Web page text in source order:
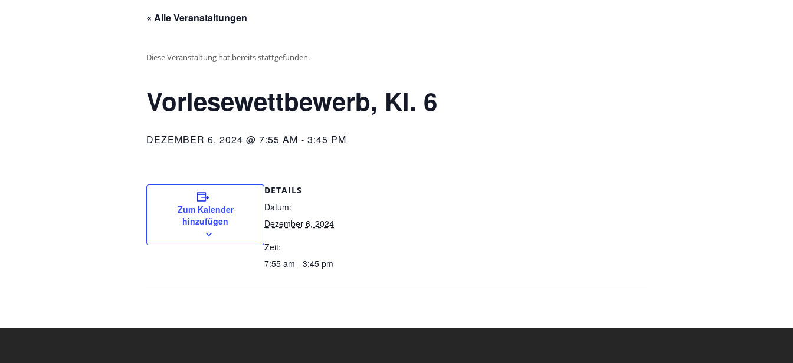
« Alle Veranstaltungen
Diese Veranstaltung hat bereits stattgefunden.
Vorlesewettbewerb, Kl. 6
DEZEMBER 6, 2024 @ 7:55 AM - 3:45 PM
Zum Kalender
hinzufügen
DETAILS
Datum:
Dezember 6, 2024
Zeit:
7:55 am - 3:45 pm